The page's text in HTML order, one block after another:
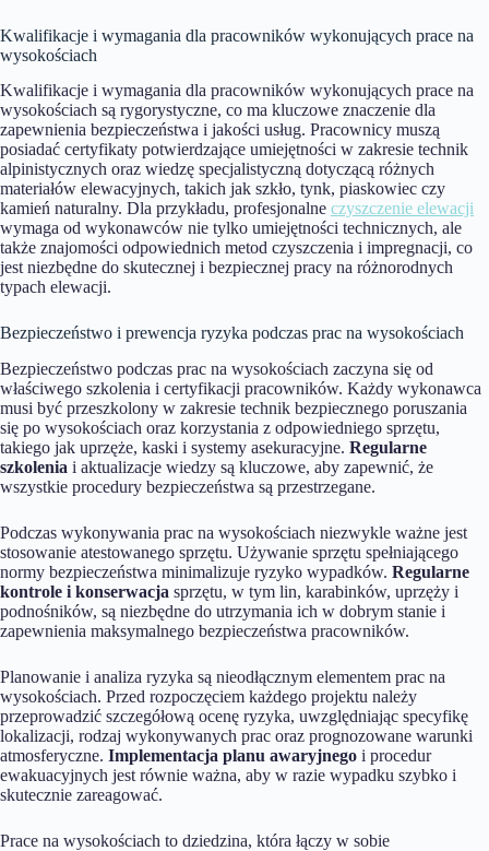
Kwalifikacje i wymagania dla pracowników wykonujących prace na
wysokościach
Kwalifikacje i wymagania dla pracowników wykonujących prace na
wysokościach są rygorystyczne, co ma kluczowe znaczenie dla
zapewnienia bezpieczeństwa i jakości usług. Pracownicy muszą
posiadać certyfikaty potwierdzające umiejętności w zakresie technik
alpinistycznych oraz wiedzę specjalistyczną dotyczącą różnych
materiałów elewacyjnych, takich jak szkło, tynk, piaskowiec czy
kamień naturalny. Dla przykładu, profesjonalne czyszczenie elewacji
wymaga od wykonawców nie tylko umiejętności technicznych, ale
także znajomości odpowiednich metod czyszczenia i impregnacji, co
jest niezbędne do skutecznej i bezpiecznej pracy na różnorodnych
typach elewacji.
Bezpieczeństwo i prewencja ryzyka podczas prac na wysokościach
Bezpieczeństwo podczas prac na wysokościach zaczyna się od
właściwego szkolenia i certyfikacji pracowników. Każdy wykonawca
musi być przeszkolony w zakresie technik bezpiecznego poruszania
się po wysokościach oraz korzystania z odpowiedniego sprzętu,
takiego jak uprzęże, kaski i systemy asekuracyjne. Regularne
szkolenia i aktualizacje wiedzy są kluczowe, aby zapewnić, że
wszystkie procedury bezpieczeństwa są przestrzegane.
Podczas wykonywania prac na wysokościach niezwykle ważne jest
stosowanie atestowanego sprzętu. Używanie sprzętu spełniającego
normy bezpieczeństwa minimalizuje ryzyko wypadków. Regularne
kontrole i konserwacja sprzętu, w tym lin, karabinków, uprzęży i
podnośników, są niezbędne do utrzymania ich w dobrym stanie i
zapewnienia maksymalnego bezpieczeństwa pracowników.
Planowanie i analiza ryzyka są nieodłącznym elementem prac na
wysokościach. Przed rozpoczęciem każdego projektu należy
przeprowadzić szczegółową ocenę ryzyka, uwzględniając specyfikę
lokalizacji, rodzaj wykonywanych prac oraz prognozowane warunki
atmosferyczne. Implementacja planu awaryjnego i procedur
ewakuacyjnych jest równie ważna, aby w razie wypadku szybko i
skutecznie zareagować.
Prace na wysokościach to dziedzina, która łączy w sobie